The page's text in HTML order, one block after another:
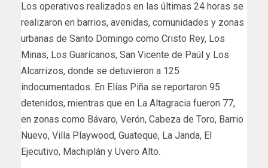
Los operativos realizados en las últimas 24 horas se
realizaron en barrios, avenidas, comunidades y zonas
urbanas de Santo Domingo como Cristo Rey, Los
Minas, Los Guarícanos, San Vicente de Paúl y Los
Alcarrizos, donde se detuvieron a 125
indocumentados. En Elías Piña se reportaron 95
detenidos, mientras que en La Altagracia fueron 77,
en zonas como Bávaro, Verón, Cabeza de Toro, Barrio
Nuevo, Villa Playwood, Guateque, La Janda, El
Ejecutivo, Machiplán y Uvero Alto.